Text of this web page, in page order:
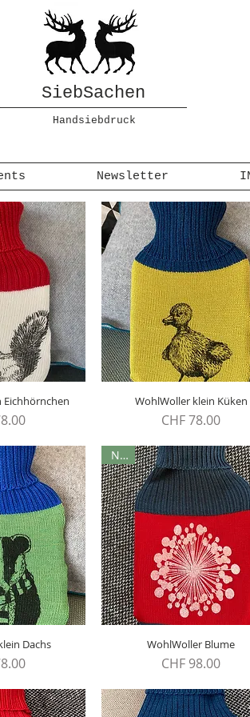
SiebSachen
Handsiebdruck
Newsletter
Eichhörnchen Schnellansicht
WohlWoller klein Küken
Preis
CHF 78.00
Dachs Schnellansicht
Neu
WohlWoller Blume
Preis
CHF 98.00